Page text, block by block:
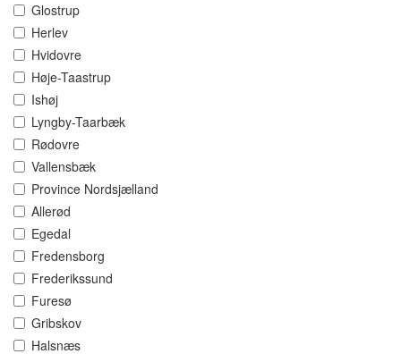
Glostrup
Herlev
Hvidovre
Høje-Taastrup
Ishøj
Lyngby-Taarbæk
Rødovre
Vallensbæk
Province Nordsjælland
Allerød
Egedal
Fredensborg
Frederikssund
Furesø
Gribskov
Halsnæs